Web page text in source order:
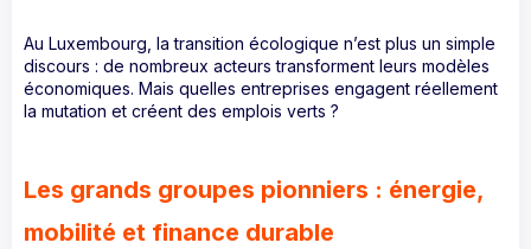
Au Luxembourg, la transition écologique n’est plus un simple
discours : de nombreux acteurs transforment leurs modèles
économiques. Mais quelles entreprises engagent réellement
la mutation et créent des emplois verts ?
Les grands groupes pionniers : énergie,
mobilité et finance durable